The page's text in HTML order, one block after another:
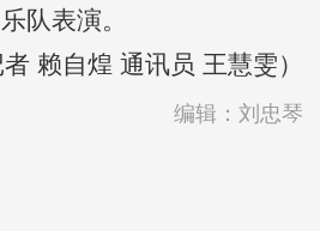
队表演。
自煌 通讯员 王慧雯）
编辑：刘忠琴